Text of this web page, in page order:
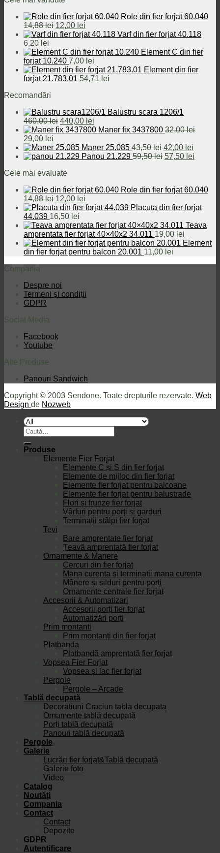
32,00 lei.
Role din fier forjat 60.040
14,88lei Prețul
inițial
fost:
14,88 lei.
12,00 lei
curent
12,00 lei.
Varf din fier forjat 40.118
6,20 lei
Element C din fier
forjat 10.240 7,00 lei
Element din fier
forjat 21.783.01 54,71 lei
Recomandări
Balustru scara 1206/1
460,00lei Prețul
inițial
fost:
460,00 lei.
440,00 lei
curent
440,00 lei.
Maner fix 3437800 32,00lei
Prețul
inițial
a
32,00 lei.
29,00 lei
curent
este:
Maner 25.085 43,50lei Prețul
inițial
42,00 lei
curent
Panou 21.229 59,50lei Prețul
59,50 lei.
57,50 lei
Cele mai evaluate
Role din fier forjat 60.040
14,88lei Prețul
inițial
a
fost:
14,88 lei.
12,00 lei
curent
12,00 lei.
Placuta din fier forjat
44.039 16,50 lei
Teava
amprentata fier forjat 40×40x2 34.011 19,00 lei
Element
din fier forjat pentru balcon 20.001 11,00 lei
Compania
Despre noi
Termeni și condiții
GDPR
Social Media
Facebook
Youtube
Alte Produse
Panouri Sandwich
Copyright © 2003 Sendone. Toate drepturile rezervate. Web
Design de Nozweb
Caută
după:
Produse
Elemente Fier Forjat
Elemente C și S din fier forjat
Elemente de mijloc din fier forjat
Elemente fier forjat pentru balcoane
Elemente fier forjat pentru balustrade
Flori și frunze fier forjat
Vârfuri pentru porți și garduri
Terminații stâlpi fier forjat
Tevi
Bare amprentate fier forjat
Țeavă amprentată fier forjat
Ornamente & Manere
Cercuri din fier forjat
Mana curenta si terminatii mana curenta
Mânere și silduri pentru porți
Ornamente centrale fier forjat
Accesorii & Automatizari
Accesorii porți fier forjat
Automatizări porți
Prim montanti
Prim montanți din fier forjat
Platbanda
Platbandă amprentată fier forjat
Vopsea Fier Forjat
Vopsea și lac fier forjat
Pergole
Pergole – Arcade
Tablă decupată
Decoratiuni Craciun tabla decupata
Ornamente tablă decupată
Porți tablă decupată
Panouri tablă decupată
Pergole
Galerie
Lucrări fier forjat&Tablă decupată
Galerie foto
Video
Catalog
Noutăți
Compania
Contact
Contact
Depozite
GDPR
Autentificare